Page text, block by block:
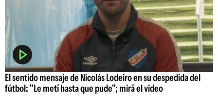
El sentido mensaje de Nicolás Lodeiro en su despedida del
fútbol: "Le metí hasta que pude"; mirá el video